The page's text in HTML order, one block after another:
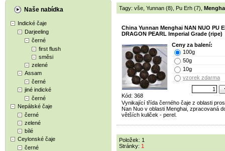
Naše nabídka
Indické čaje
Darjeeling
černé
first flush
směsi
zelené
Assam
černé
jiné indické
černé
Nepálské čaje
černé
zelené
bílé
Ceylonské čaje
černé
Tagy: vše Yunnan (8) Pu Erh (7)
China Yunnan Menghai NAN NUO PU
DRAGON PEARL Imperial Grade (ripe)
Kód: 368
Ceny za balení:
100g
50g
10g
vzorek zdarma
Vynikající třída černého čaje z oblasti
Nan Nuo v oblasti Menghai, zpracovaná
větších kuliček - perel.
Položek: 1
Stránky: 1